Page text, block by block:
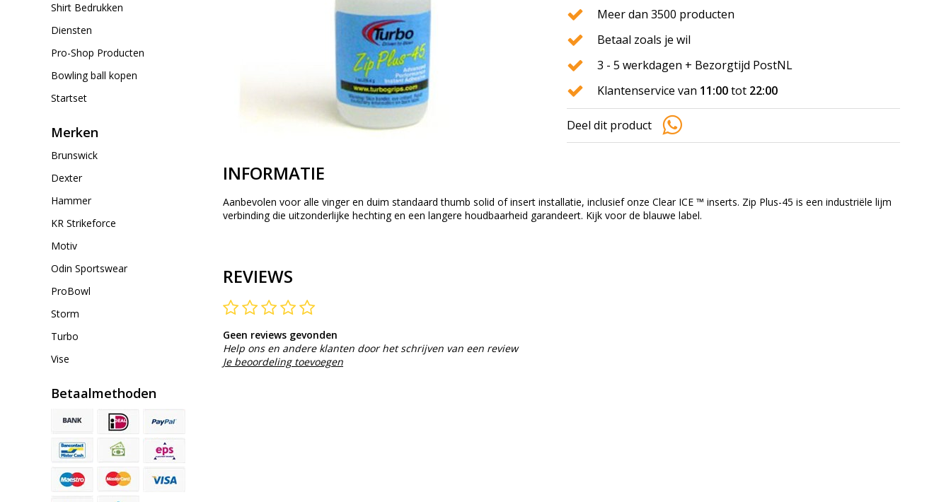
Shirt Bedrukken
Diensten
Pro-Shop Producten
Bowling ball kopen
Startset
Merken
Brunswick
Dexter
Hammer
KR Strikeforce
Motiv
Odin Sportswear
ProBowl
Storm
Turbo
Vise
Betaalmethoden
Meer dan 3500 producten
Betaal zoals je wil
3 - 5 werkdagen + Bezorgtijd PostNL
Klantenservice van 11:00tot 22:00
Deel dit product
INFORMATIE
Aanbevolen voor alle vinger en duim standaard thumb solid of insert installatie, inclusief onze Clear ICE ™ inserts. Zip Plus-45 is een industriële lijm
verbinding die uitzonderlijke hechting en een langere houdbaarheid garandeert. Kijk voor de blauwe label.
REVIEWS
Geen reviews gevonden
Help ons en andere klanten door het schrijven van een review
Je beoordeling toevoegen